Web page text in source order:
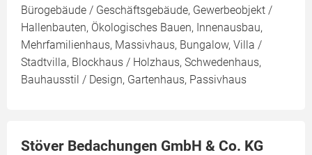
Bürogebäude / Geschäftsgebäude, Gewerbeobjekt /
Hallenbauten, Ökologisches Bauen, Innenausbau,
Mehrfamilienhaus, Massivhaus, Bungalow, Villa /
Stadtvilla, Blockhaus / Holzhaus, Schwedenhaus,
Bauhausstil / Design, Gartenhaus, Passivhaus
Stöver Bedachungen GmbH & Co. KG